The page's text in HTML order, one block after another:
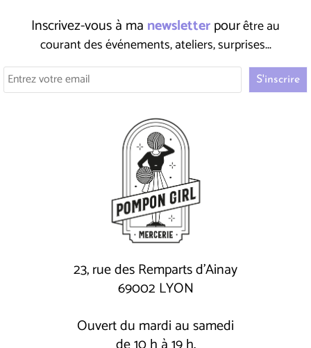
Inscrivez-vous à ma newsletterpourêtre au
courant des événements, ateliers, surprises...
23, rue des Remparts d'Ainay
69002 LYON
Ouvert du mardi au samedi